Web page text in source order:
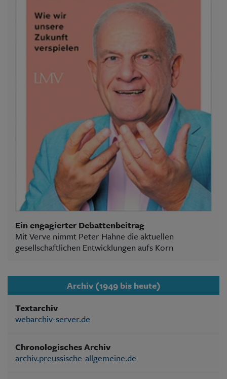
Ein engagierter Debattenbeitrag
Mit Verve nimmt Peter Hahne die aktuellen
gesellschaftlichen Entwicklungen aufs Korn
Archiv (1949 bis heute)
Textarchiv
webarchiv-server.de
Chronologisches Archiv
archiv.preussische-allgemeine.de